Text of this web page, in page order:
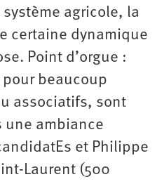
agricole, la
certaine dynamique
Point d’orgue :
beaucoup
associatifs, sont
une ambiance
et Philippe
Laurent (500